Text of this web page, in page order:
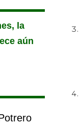
la
aún